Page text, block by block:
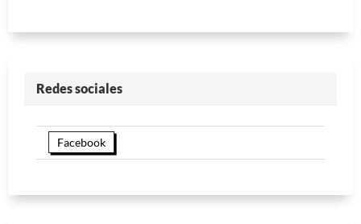
Redes sociales
Facebook